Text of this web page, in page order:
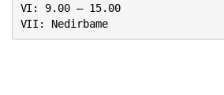
VI: 9.00 – 15.00
VII: Nedirbame